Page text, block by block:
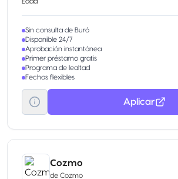
Sin consulta de Buró
Disponible 24/7
Aprobación instantánea
Primer préstamo gratis
Programa de lealtad
Fechas flexibles
Aplicar
Cozmo
de Cozmo